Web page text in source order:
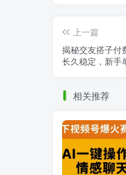
上一篇
揭秘交友搭子付
长久稳定，新手
相关推荐